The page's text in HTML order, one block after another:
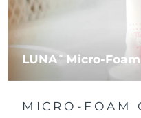
LUNATM Micro-
MICRO-FOAM